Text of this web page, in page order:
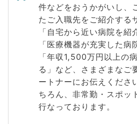
件などをおうかがいし、
たご入職先をご紹介する
「自宅から近い病院を紹
「医療機器が充実した病
「年収1,500万円以上の
る」など、さまざまなご
ートナーにお伝えくださ
ちろん、非常勤・スポッ
行なっております。